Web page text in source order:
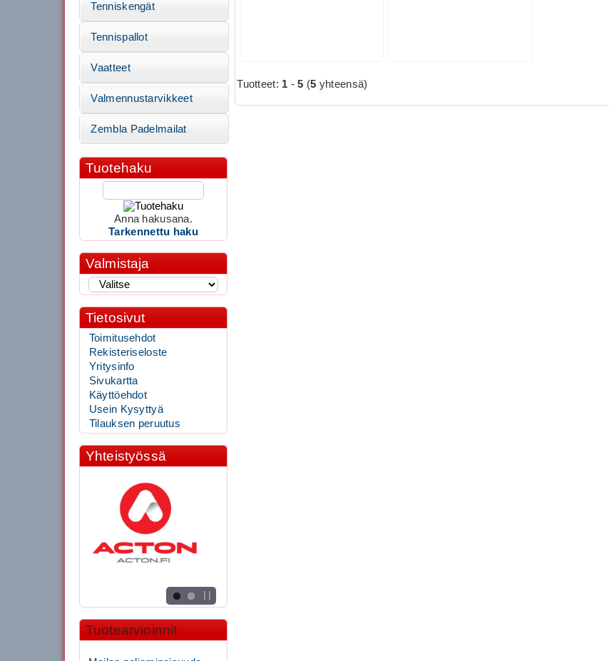
Tuotteet: 1 -5 (5 yhteensä)
Tenniskengät
Tennispallot
Vaatteet
Valmennustarvikkeet
Zembla Padelmailat
Tuotehaku
Anna hakusana.
Tarkennettu haku
Valmistaja
Tietosivut
Toimitusehdot
Rekisteriseloste
Yritysinfo
Sivukartta
Käyttöehdot
Usein Kysyttyä
Tilauksen peruutus
Yhteistyössä
Tuotearvioinnit